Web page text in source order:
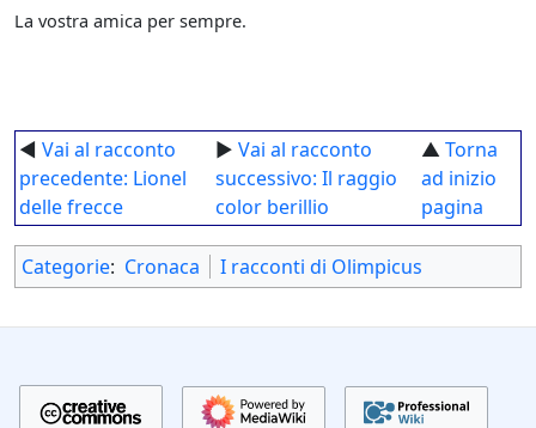
La vostra amica per sempre.
◄ Vai al racconto
precedente: Lionel
delle frecce
► Vai al racconto
successivo: Il raggio
color berillio
▲ Torna
ad inizio
pagina
Categorie: Cronaca I racconti di Olimpicus